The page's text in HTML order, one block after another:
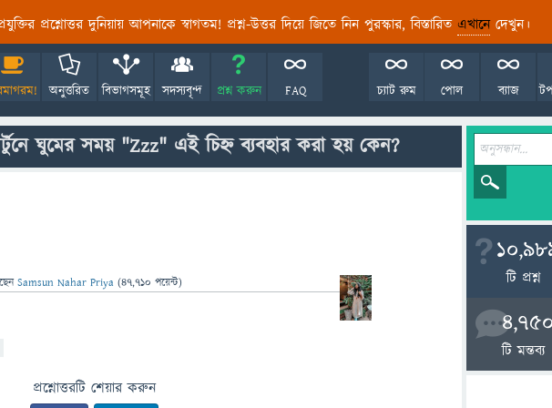
প্রশ্নোত্তর দুনিয়ায় আপনাকে স্বাগতম! প্রশ্ন-উত্তর দিয়ে জিতে নিন পুরস্কার, বিস্তারিত এখানেদেখুন।
অনুত্তরিত বিভাগসমূহ সদস্যবৃন্দ প্রশ্ন করুন FAQ ব্যাজ
পোল
চ্যাট রুম
ঘুমের সময় "Zzz" এই চিহ্ন ব্যবহার করা হয় কেন?
Samsun Nahar Priya (47,710 পয়েন্ট)
প্রশ্নোত্তরটি শেয়ার করুন
টি প্রশ্ন
4,750
টি মন্তব্য